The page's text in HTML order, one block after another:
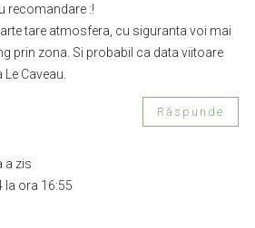
recomandare :!
tare atmosfera, cu siguranta voi mai
prin zona. Si probabil ca data viitoare
Caveau.
Răspunde
a zis
ora 16:55